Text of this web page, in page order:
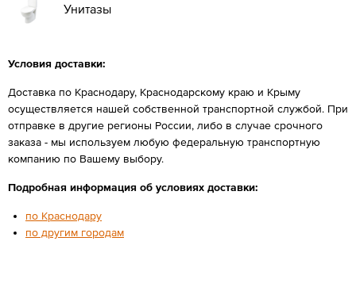
Унитазы
Условия доставки:
Доставка по Краснодару, Краснодарскому краю и Крыму
осуществляется нашей собственной транспортной службой. При
отправке в другие регионы России, либо в случае срочного
заказа - мы используем любую федеральную транспортную
компанию по Вашему выбору.
Подробная информация об условиях доставки:
по Краснодару
по другим городам